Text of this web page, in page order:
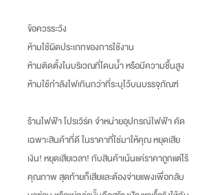
ข้อควรระวัง
ห้ามใช้ผิดประเภทของการใช้งาน
ห้ามติดตั้งในบริเวณที่โดนน้ำ หรือมีความชื้นสูง
ห้ามใช้กำลังไฟเกินกว่าที่ระบุไว้บนบรรจุภัณฑ์
ร้านไฟฟ้า โปรเวิร์ค จำหน่ายอุปกรณ์ไฟฟ้า คัด
เฉพาะสินค้าที่ดี ในราคาที่ใช่มาให้คุณ หยุดเสีย
เงิน!หยุดเสียเวลา!กับสินค้าเน้นแค่ราคาถูกแต่ไร้
คุณภาพ สุดท้ายก็เสียและต้องจ่ายแพงเพื่อกลับ